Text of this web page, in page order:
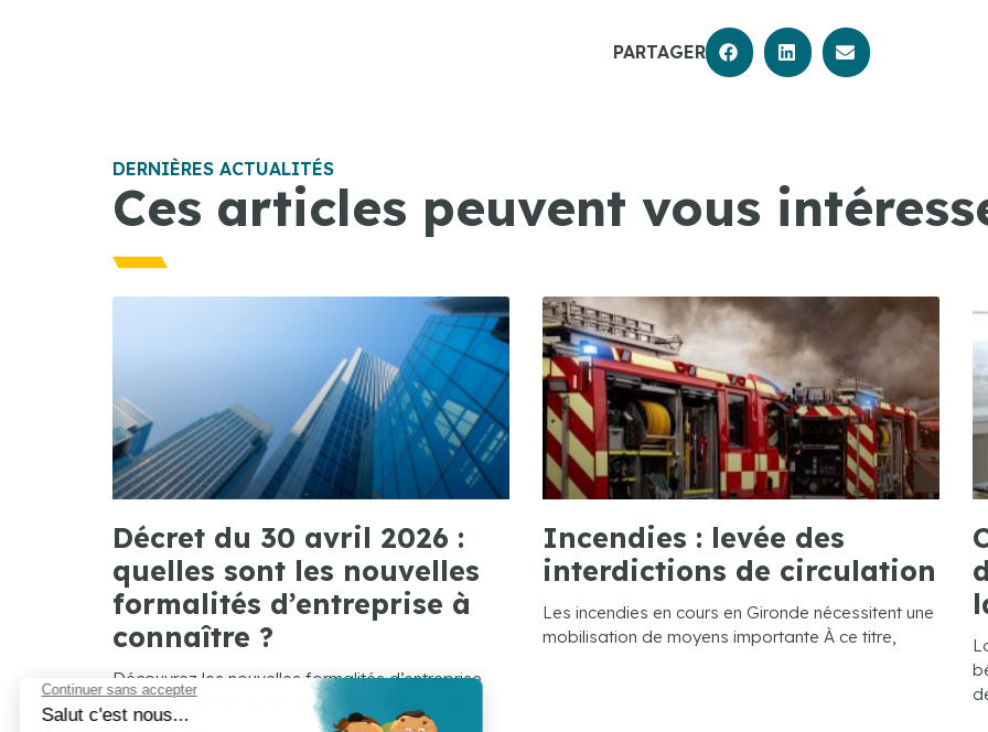
PARTAGER
DERNIÈRES ACTUALITÉS
Ces articles peuvent vous
Décret du 30 avril 2026 :
quelles sont les nouvelles
formalités d’entreprise à
connaître ?
Découvrez les nouvelles formalités d’entreprise
issues du décret du 30 avril 2026 : cession de
Incendies : levée des
interdictions de circulation
Les incendies en cours en Gironde nécessitent une
mobilisation de moyens importante À ce titre,